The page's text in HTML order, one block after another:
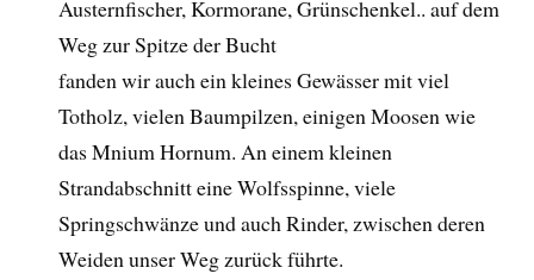
Austernfischer, Kormorane, Grünschenkel.. auf dem
Weg zur Spitze der Bucht
fanden wir auch ein kleines Gewässer mit viel
Totholz, vielen Baumpilzen, einigen Moosen wie
das Mnium Hornum. An einem kleinen
Strandabschnitt eine Wolfsspinne, viele
Springschwänze und auch Rinder, zwischen deren
Weiden unser Weg zurück führte.